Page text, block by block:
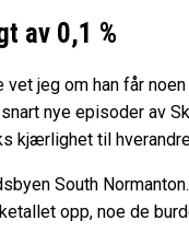
av 0,1 %
jeg om han får
nye episoder av
kjærlighet til
South
opp, noe de